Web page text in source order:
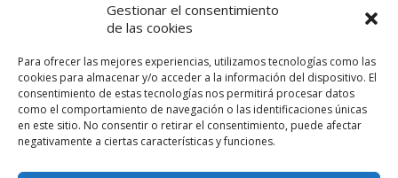
Gestionar el consentimiento
de las cookies
Para ofrecer las mejores experiencias, utilizamos tecnologías como las
cookies para almacenar y/o acceder a la información del dispositivo. El
consentimiento de estas tecnologías nos permitirá procesar datos
como el comportamiento de navegación o las identificaciones únicas
en este sitio. No consentir o retirar el consentimiento, puede afectar
negativamente a ciertas características y funciones.
Guarda mi nombre, correo electrónico y web en este
navegador para la próxima vez que comente.